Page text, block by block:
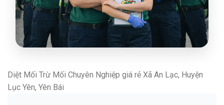
Diệt Mối Trừ Mối Chuyên Nghiệp giá rẻ Xã An Lạc, Huyện
Lục Yên, Yên Bái